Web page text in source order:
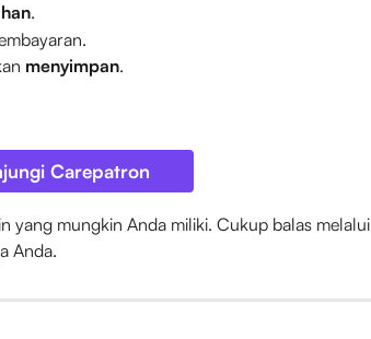
.
menyimpan.
Carepatron
yang mungkin Anda miliki. Cukup balas melalui
Anda.